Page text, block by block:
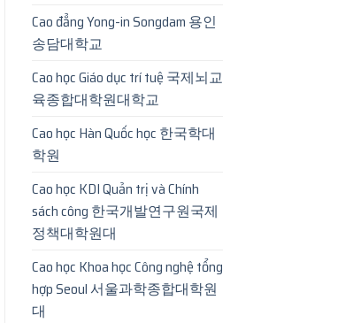
Cao đẳng Yong-in Songdam 용인
송담대학교
Cao học Giáo dục trí tuệ 국제뇌교
육종합대학원대학교
Cao học Hàn Quốc học 한국학대
학원
Cao học KDI Quản trị và Chính
sách công 한국개발연구원국제
정책대학원대
Cao học Khoa học Công nghệ tổng
hợp Seoul 서울과학종합대학원
대